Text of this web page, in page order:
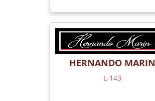
HERNANDO MARIN
L-143